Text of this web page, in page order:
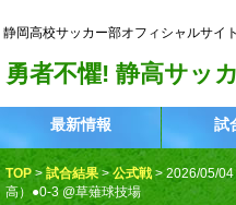
静岡高校サッカー部オフィシャルサイト
勇者不懼! 静高サッ
最新情報 試
TOP > 試合結果 > 公式戦 > 2026/05/04
高）●0-3 @草薙球技場